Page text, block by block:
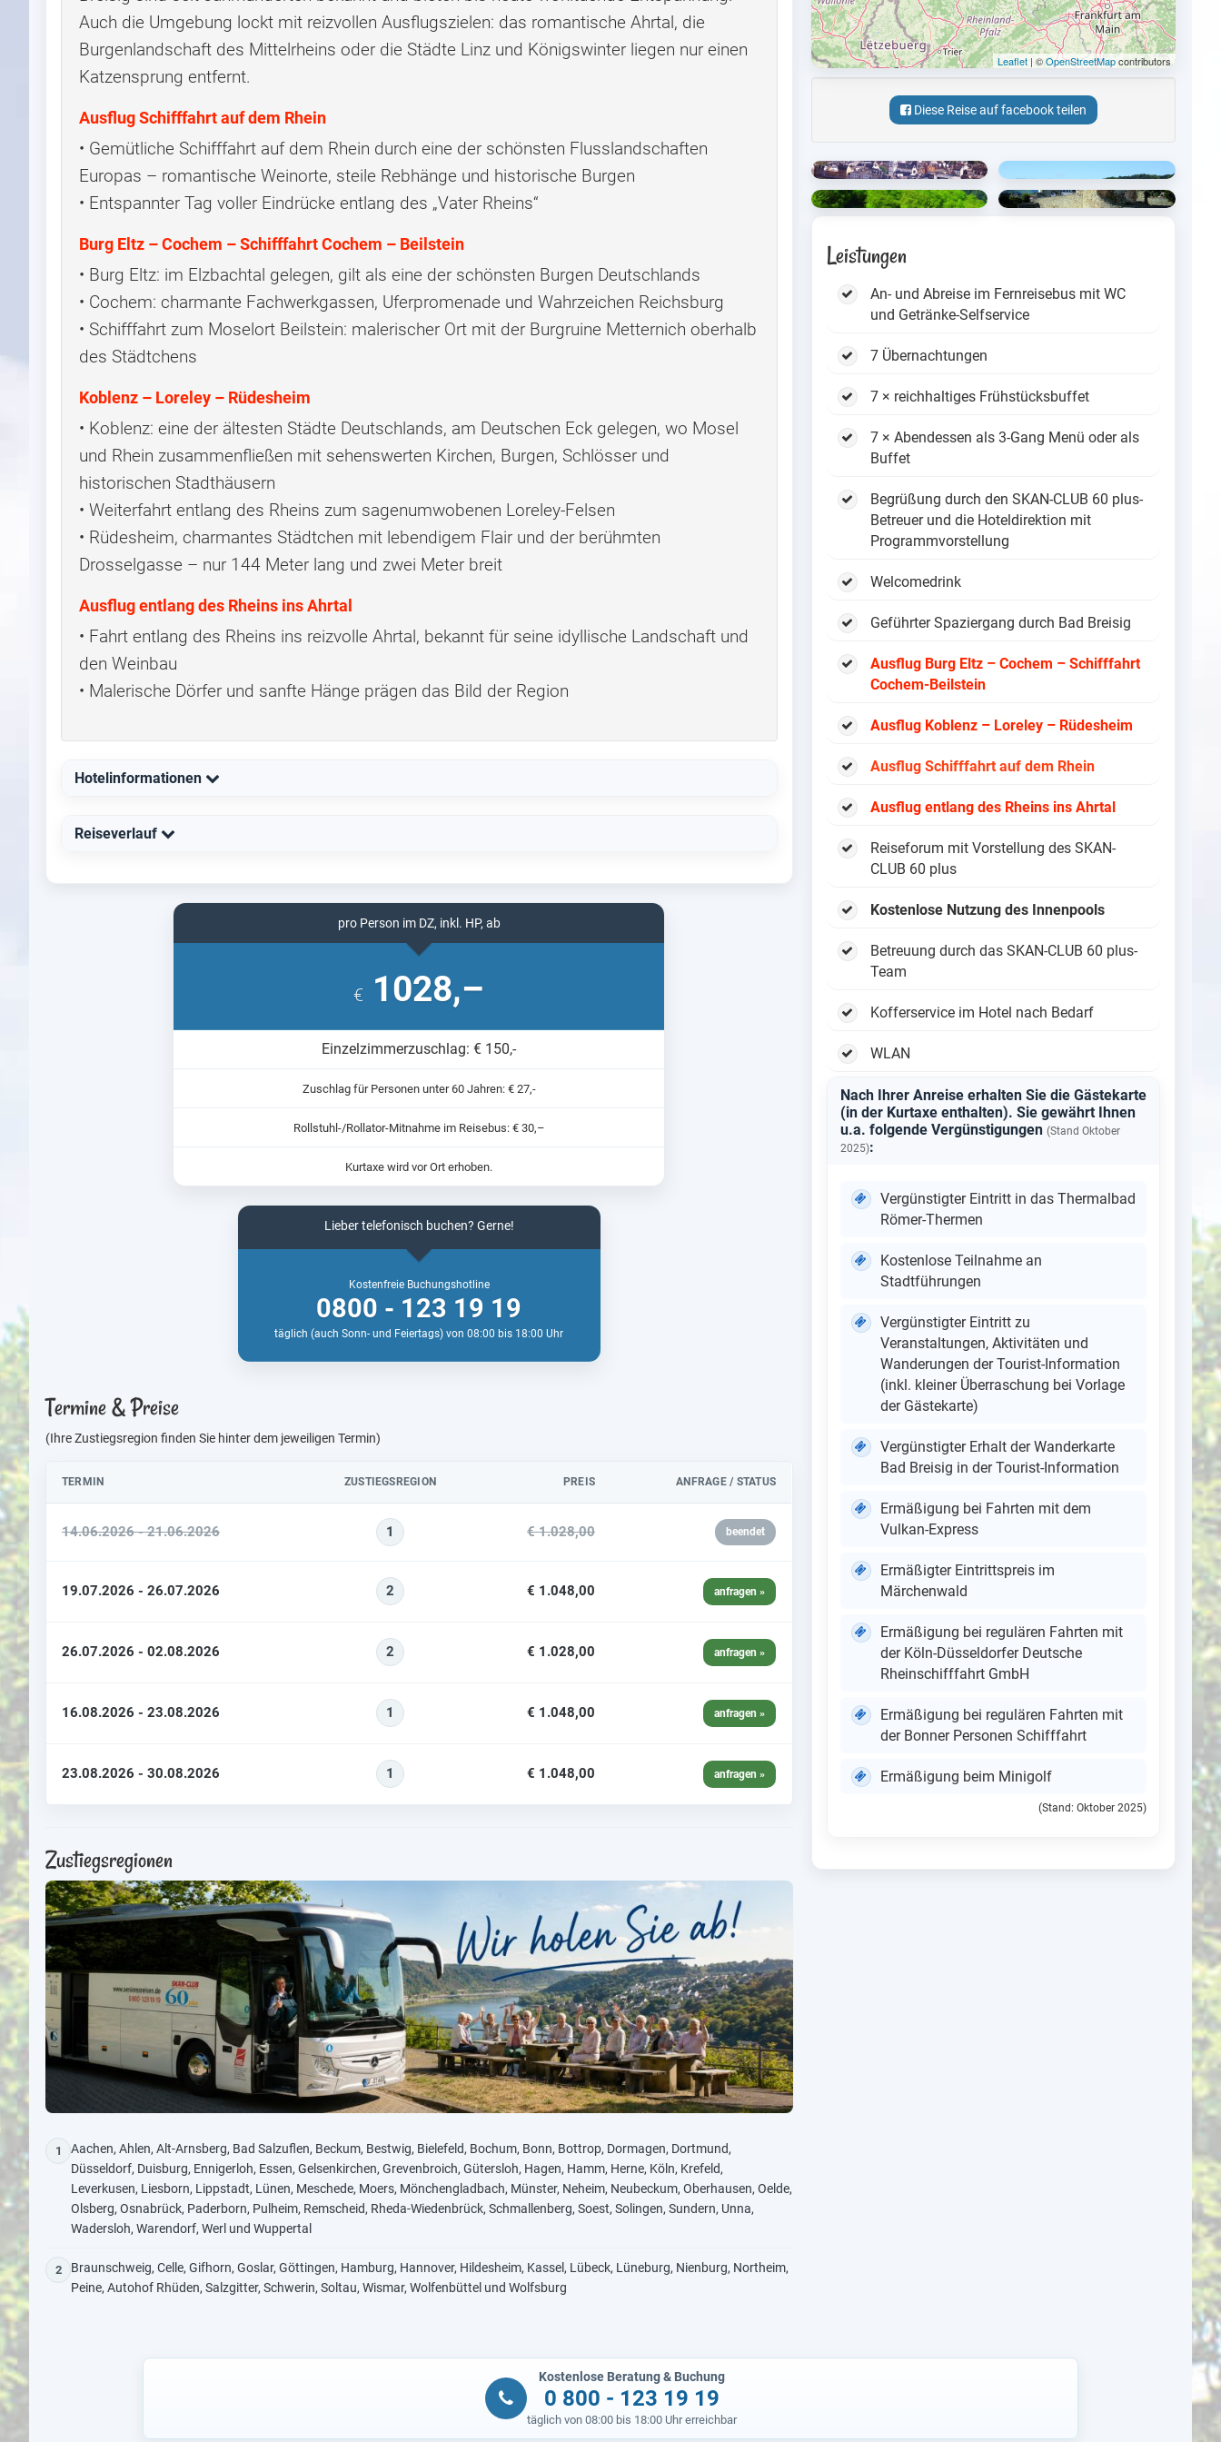
Auch die Umgebung lockt mit reizvollen Ausflugszielen: das romantische Ahrtal, die
Burgenlandschaft des Mittelrheins oder die Städte Linz und Königswinter liegen nur einen
Katzensprung entfernt.
Ausflug Schifffahrt auf dem Rhein
• Gemütliche Schifffahrt auf dem Rhein durch eine der schönsten Flusslandschaften
Europas – romantische Weinorte, steile Rebhänge und historische Burgen
• Entspannter Tag voller Eindrücke entlang des „Vater Rheins“
Burg Eltz – Cochem – Schifffahrt Cochem – Beilstein
• Burg Eltz: im Elzbachtal gelegen, gilt als eine der schönsten Burgen Deutschlands
• Cochem: charmante Fachwerkgassen, Uferpromenade und Wahrzeichen Reichsburg
• Schifffahrt zum Moselort Beilstein: malerischer Ort mit der Burgruine Metternich oberhalb
des Städtchens
Koblenz – Loreley – Rüdesheim
• Koblenz: eine der ältesten Städte Deutschlands, am Deutschen Eck gelegen, wo Mosel
und Rhein zusammenfließen mit sehenswerten Kirchen, Burgen, Schlösser und
historischen Stadthäusern
• Weiterfahrt entlang des Rheins zum sagenumwobenen Loreley-Felsen
• Rüdesheim, charmantes Städtchen mit lebendigem Flair und der berühmten
Drosselgasse – nur 144 Meter lang und zwei Meter breit
Ausflug entlang des Rheins ins Ahrtal
• Fahrt entlang des Rheins ins reizvolle Ahrtal, bekannt für seine idyllische Landschaft und
den Weinbau
• Malerische Dörfer und sanfte Hänge prägen das Bild der Region
Hotelinformationen
Reiseverlauf
pro Person im DZ, inkl. HP, ab
€ 1028,–
Einzelzimmerzuschlag: € 150,-
Zuschlag für Personen unter 60 Jahren: € 27,-
Rollstuhl-/Rollator-Mitnahme im Reisebus: € 30,–
Kurtaxe wird vor Ort erhoben.
Lieber telefonisch buchen? Gerne!
Kostenfreie Buchungshotline
0800 - 123 19 19
täglich (auch Sonn- und Feiertags) von 08:00 bis 18:00 Uhr
Termine & Preise
(Ihre Zustiegsregion finden Sie hinter dem jeweiligen Termin)
TERMIN ZUSTIEGSREGION PREIS ANFRAGE / STATUS
14.06.2026 - 21.06.2026 1 € 1.028,00 beendet
19.07.2026 - 26.07.2026 2 € 1.048,00 anfragen »
26.07.2026 - 02.08.2026 2 € 1.028,00 anfragen »
16.08.2026 - 23.08.2026 1 € 1.048,00 anfragen »
23.08.2026 - 30.08.2026 1 € 1.048,00 anfragen »
Zustiegsregionen
1
Aachen, Ahlen, Alt-Arnsberg, Bad Salzuflen, Beckum, Bestwig, Bielefeld, Bochum, Bonn, Bottrop, Dormagen, Dortmund,
Düsseldorf, Duisburg, Ennigerloh, Essen, Gelsenkirchen, Grevenbroich, Gütersloh, Hagen, Hamm, Herne, Köln, Krefeld,
Leverkusen, Liesborn, Lippstadt, Lünen, Meschede, Moers, Mönchengladbach, Münster, Neheim, Neubeckum, Oberhausen, Oelde,
Olsberg, Osnabrück, Paderborn, Pulheim, Remscheid, Rheda-Wiedenbrück, Schmallenberg, Soest, Solingen, Sundern, Unna,
Wadersloh, Warendorf, Werl und Wuppertal
2
Braunschweig, Celle, Gifhorn, Goslar, Göttingen, Hamburg, Hannover, Hildesheim, Kassel, Lübeck, Lüneburg, Nienburg, Northeim,
Peine, Autohof Rhüden, Salzgitter, Schwerin, Soltau, Wismar, Wolfenbüttel und Wolfsburg
Leaflet| ©OpenStreetMapcontributors
Diese Reise auf facebook teilen
Leistungen
An- und Abreise im Fernreisebus mit WC
und Getränke-Selfservice
7 Übernachtungen
7 × reichhaltiges Frühstücksbuffet
7 × Abendessen als 3-Gang Menü oder als
Buffet
Begrüßung durch den SKAN-CLUB 60 plus-
Betreuer und die Hoteldirektion mit
Programmvorstellung
Welcomedrink
Geführter Spaziergang durch Bad Breisig
Ausflug Burg Eltz – Cochem – Schifffahrt
Cochem-Beilstein
Ausflug Koblenz – Loreley – Rüdesheim
Ausflug Schifffahrt auf dem Rhein
Ausflug entlang des Rheins ins Ahrtal
Reiseforum mit Vorstellung des SKAN-
CLUB 60 plus
Kostenlose Nutzung des Innenpools
Betreuung durch das SKAN-CLUB 60 plus-
Team
Kofferservice im Hotel nach Bedarf
WLAN
Nach Ihrer Anreise erhalten Sie die Gästekarte
(in der Kurtaxe enthalten). Sie gewährt Ihnen
u.a. folgende Vergünstigungen (Stand Oktober
2025):
Vergünstigter Eintritt in das Thermalbad
Römer-Thermen
Kostenlose Teilnahme an
Stadtführungen
Vergünstigter Eintritt zu
Veranstaltungen, Aktivitäten und
Wanderungen der Tourist-Information
(inkl. kleiner Überraschung bei Vorlage
der Gästekarte)
Vergünstigter Erhalt der Wanderkarte
Bad Breisig in der Tourist-Information
Ermäßigung bei Fahrten mit dem
Vulkan-Express
Ermäßigter Eintrittspreis im
Märchenwald
Ermäßigung bei regulären Fahrten mit
der Köln-Düssel­dorfer Deutsche
Rheinschifffahrt GmbH
Ermäßigung bei regulären Fahrten mit
der Bonner Personen Schifffahrt
Ermäßigung beim Minigolf
(Stand: Oktober 2025)
Kostenlose Beratung & Buchung
0 800 - 123 19 19
täglich von 08:00 bis 18:00 Uhr erreichbar